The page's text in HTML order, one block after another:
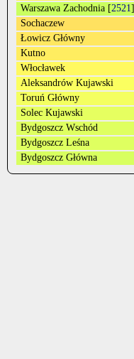
Warszawa Zachodnia [2521]
Sochaczew
Łowicz Główny
Kutno
Włocławek
Aleksandrów Kujawski
Toruń Główny
Solec Kujawski
Bydgoszcz Wschód
Bydgoszcz Leśna
Bydgoszcz Główna